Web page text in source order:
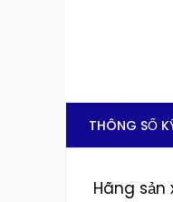
THÔNG SỐ
Hãng sản